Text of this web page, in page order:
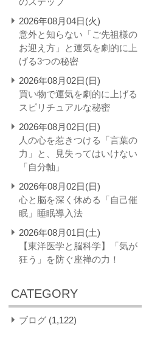
2026年08月04日(火)
意外と知らない「ご先祖様の
お迎え方」と運気を劇的に上
げる3つの秘密
2026年08月02日(日)
買い物で運気を劇的に上げる
スピリチュアルな秘密
2026年08月02日(日)
人の心を惹きつける「言葉の
力」と、見失ってはいけない
「自分軸」
2026年08月02日(日)
心と脳を深く休める「自己催
眠」睡眠導入法
2026年08月01日(土)
【東洋医学と脳科学】「気が
狂う」を防ぐ座禅の力！
CATEGORY
ブログ(1,122)